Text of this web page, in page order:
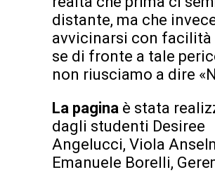
distante, ma che
avvicinarsi con facilità
se di fronte a tale
non riusciamo a dire
La pagina è stata
dagli studenti Desiree
Angelucci, Viola
Emanuele Borelli,